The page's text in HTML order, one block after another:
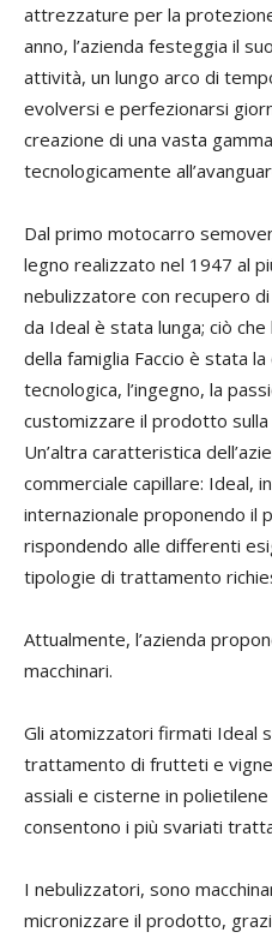
attrezzature per la
anno, l’azienda festeggia il
attività, un lungo arco di
evolversi e perfezionarsi
creazione di una vasta
tecnologicamente
Dal primo motocarro
legno realizzato nel 1947 al
nebulizzatore con recupero
da Ideal è stata lunga; ciò
della famiglia Faccio è stata
tecnologica, l’ingegno, la
customizzare il prodotto
Un’altra caratteristica
commerciale capillare: Ideal,
internazionale proponendo il
rispondendo alle differenti
tipologie di trattamento
Attualmente, l’azienda
macchinari.
Gli atomizzatori firmati Ideal
trattamento di frutteti e
assiali e cisterne in
consentono i più svariati
I nebulizzatori, sono
micronizzare il prodotto,